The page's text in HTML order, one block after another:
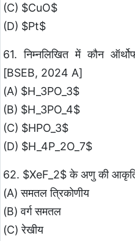
(C) $CuO$
(D) $Pt$
61. निम्नलिखित में कौन
[BSEB, 2024 A]
(A) $H_3PO_3$
(B) $H_3PO_4$
(C) $HPO_3$
(D) $H_4P_2O_7$
62. $XeF_2$ के अणु की
(A) समतल त्रिकोणीय
(B) वर्ग समतल
(C) रेखीय